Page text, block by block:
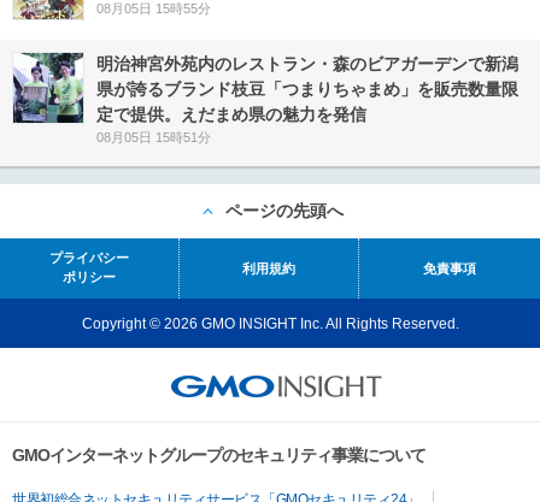
08月05日 15時55分
明治神宮外苑内のレストラン・森のビアガーデンで新潟
県が誇るブランド枝豆「つまりちゃまめ」を販売数量限
定で提供。えだまめ県の魅力を発信
08月05日 15時51分
ページの先頭へ
プライバシー
ポリシー
利用規約 免責事項
Copyright © 2026 GMO INSIGHT Inc. All Rights Reserved.
GMOインターネットグループのセキュリティ事業について